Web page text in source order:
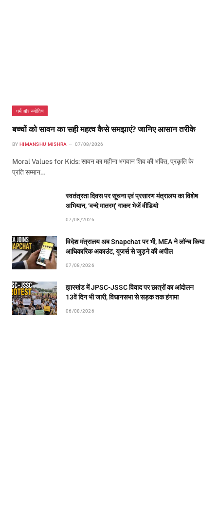
धर्म और ज्योतिष
बच्चों को सावन का सही महत्व कैसे समझाएं? जानिए आसान तरीके
BY HIMANSHU MISHRA 07/08/2026
Moral Values for Kids: सावन का महीना भगवान शिव की भक्ति, प्रकृति के
प्रति सम्मान…
स्वतंत्रता दिवस पर सूचना एवं प्रसारण मंत्रालय का विशेष
अभियान, ‘वन्दे मातरम्’ गाकर भेजें वीडियो
07/08/2026
विदेश मंत्रालय अब Snapchat पर भी, MEA ने लॉन्च किया
आधिकारिक अकाउंट, यूजर्स से जुड़ने की अपील
07/08/2026
झारखंड में JPSC-JSSC विवाद पर छात्रों का आंदोलन
13वें दिन भी जारी, विधानसभा से सड़क तक हंगामा
06/08/2026